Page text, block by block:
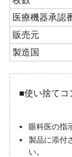
医療機器承認
販売元
製造国
■使い捨てコ
眼科医の指
製品に添付
い。